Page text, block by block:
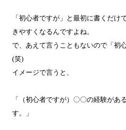
「初心者ですが」と最初に書くだけ
きやすくなるんですよね。
で、あえて言うこともないので「初
(笑)
イメージで言うと、
「（初心者ですが）〇〇の経験があ
す。」